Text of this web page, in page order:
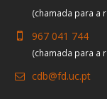
(chamada para a
967 041 744
(chamada para a
cdb@fd.uc.pt